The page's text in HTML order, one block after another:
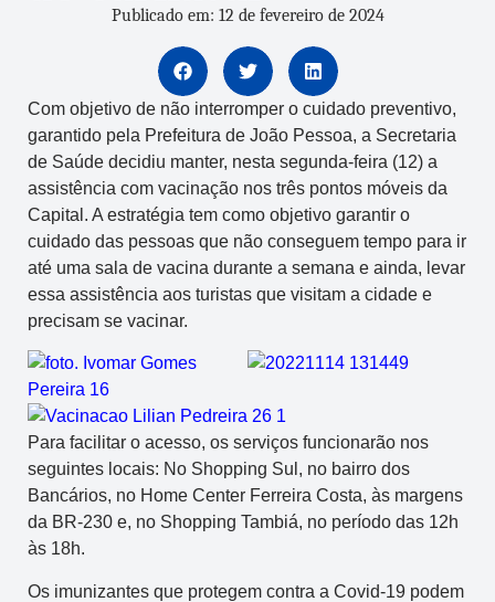
Publicado em: 12 de fevereiro de 2024
Com objetivo de não interromper o cuidado preventivo,
garantido pela Prefeitura de João Pessoa, a Secretaria
de Saúde decidiu manter, nesta segunda-feira (12) a
assistência com vacinação nos três pontos móveis da
Capital. A estratégia tem como objetivo garantir o
cuidado das pessoas que não conseguem tempo para ir
até uma sala de vacina durante a semana e ainda, levar
essa assistência aos turistas que visitam a cidade e
precisam se vacinar.
Para facilitar o acesso, os serviços funcionarão nos
seguintes locais: No Shopping Sul, no bairro dos
Bancários, no Home Center Ferreira Costa, às margens
da BR-230 e, no Shopping Tambiá, no período das 12h
às 18h.
Os imunizantes que protegem contra a Covid-19 podem